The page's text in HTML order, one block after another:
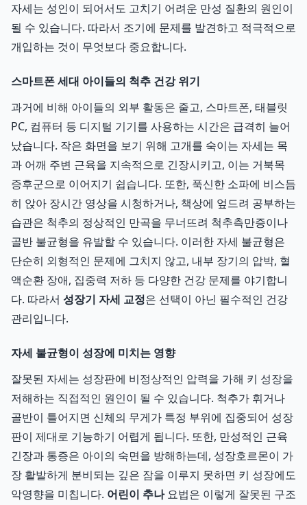
자세는 성인이 되어서도 고치기 어려운 만성 질환의 원인이
될 수 있습니다. 따라서 조기에 문제를 발견하고 적극적으로
개입하는 것이 무엇보다 중요합니다.
스마트폰 세대 아이들의 척추 건강 위기
과거에 비해 아이들의 외부 활동은 줄고, 스마트폰, 태블릿
PC, 컴퓨터 등 디지털 기기를 사용하는 시간은 급격히 늘어
났습니다. 작은 화면을 보기 위해 고개를 숙이는 자세는 목
과 어깨 주변 근육을 지속적으로 긴장시키고, 이는 거북목
증후군으로 이어지기 쉽습니다. 또한, 푹신한 소파에 비스듬
히 앉아 장시간 영상을 시청하거나, 책상에 엎드려 공부하는
습관은 척추의 정상적인 만곡을 무너뜨려 척추측만증이나
골반 불균형을 유발할 수 있습니다. 이러한 자세 불균형은
단순히 외형적인 문제에 그치지 않고, 내부 장기의 압박, 혈
액순환 장애, 집중력 저하 등 다양한 건강 문제를 야기합니
다. 따라서 성장기 자세 교정은 선택이 아닌 필수적인 건강
관리입니다.
자세 불균형이 성장에 미치는 영향
잘못된 자세는 성장판에 비정상적인 압력을 가해 키 성장을
저해하는 직접적인 원인이 될 수 있습니다. 척추가 휘거나
골반이 틀어지면 신체의 무게가 특정 부위에 집중되어 성장
판이 제대로 기능하기 어렵게 됩니다. 또한, 만성적인 근육
긴장과 통증은 아이의 숙면을 방해하는데, 성장호르몬이 가
장 활발하게 분비되는 깊은 잠을 이루지 못하면 키 성장에도
악영향을 미칩니다. 어린이 추나요법은 이렇게 잘못된 구조